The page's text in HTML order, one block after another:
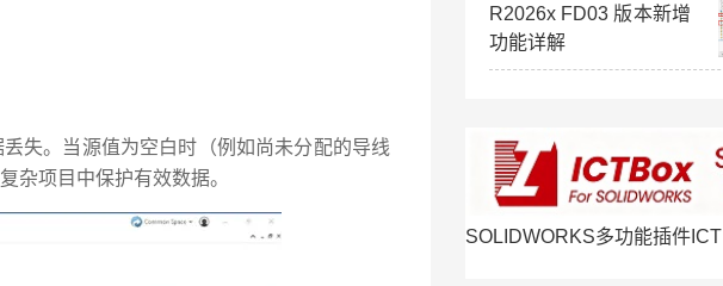
失。当源值为空白时（例如尚未分配的导线
杂项目中保护有效数据。
R2026x FD03 版本新增
功能详解
SOLIDWORKS多功能插件